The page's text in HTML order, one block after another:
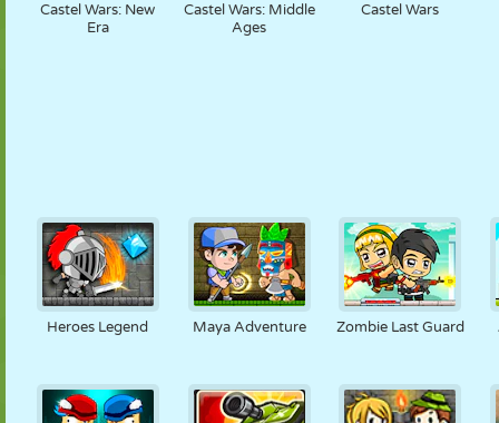
Castel Wars: New
Era
Castel Wars: Middle
Ages
Castel Wars
Heroes Legend Maya Adventure Zombie Last Guard